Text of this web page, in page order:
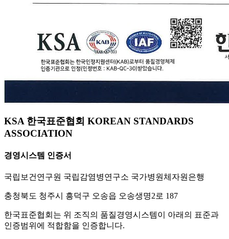
KSA 한국표준협회 KOREAN STANDARDS
ASSOCIATION
경영시스템 인증서
국립보건연구원 국립감염병연구소 국가병원체자원은행
충청북도 청주시 흥덕구 오송읍 오송생명2로 187
한국표준협회는 위 조직의 품질경영시스템이 아래의 표준과
인증범위에 적합함을 인증합니다.